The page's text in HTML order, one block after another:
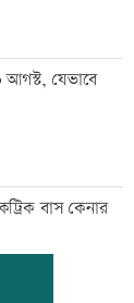
যেভাবে
বাস কেনার